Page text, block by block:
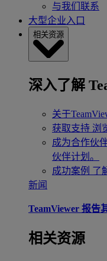
与我们联系
大型企业入口
相关资源
深入了解
关于
获取支持 浏
成为合作伙
伙伴计划。
成功案例 了
新闻
TeamViewer 报告
相关资源